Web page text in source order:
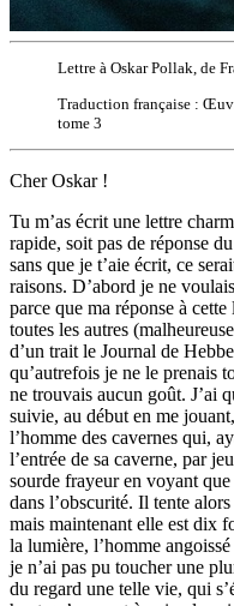
Lettre à Oskar Pollak, de
Traduction française :
tome 3
Cher Oskar !
Tu m’as écrit une lettre
rapide, soit pas de réponse
sans que je t’aie écrit, ce
raisons. D’abord je ne
parce que ma réponse à
toutes les autres
d’un trait le Journal de
qu’autrefois je ne le prenais
ne trouvais aucun goût. J’ai
suivie, au début en me
l’homme des cavernes qui,
l’entrée de sa caverne, par
sourde frayeur en voyant
dans l’obscurité. Il tente
mais maintenant elle est dix
la lumière, l’homme
je n’ai pas pu toucher une
du regard une telle vie, qui